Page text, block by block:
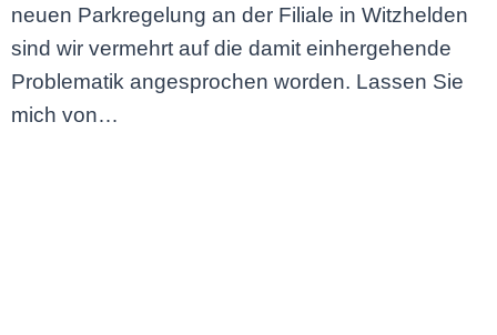
neuen Parkregelung an der Filiale in Witzhelden
sind wir vermehrt auf die damit einhergehende
Problematik angesprochen worden. Lassen Sie
mich von…